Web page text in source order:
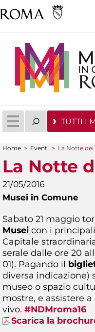
TUTTI I
Tu sei qui
Home > Eventi > La Notte dei
La Notte
21/05/2016
Musei in Comune
Sabato 21 maggio
Musei con i
Capitale
serale dalle ore 20
01). Pagando il
diversa indicazione)
museo o spazio
mostre, e assistere
vivo. #NDMroma16
Scarica la